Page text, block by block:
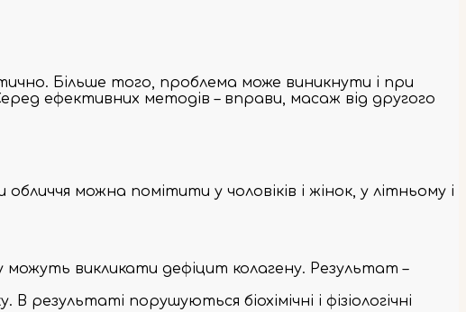
Більше того, проблема може виникнути і при
ефективних методів – вправи, масаж від другого
можна помітити у чоловіків і жінок, у літньому і
можуть викликати дефіцит колагену. Результат –
порушуються біохімічні і фізіологічні